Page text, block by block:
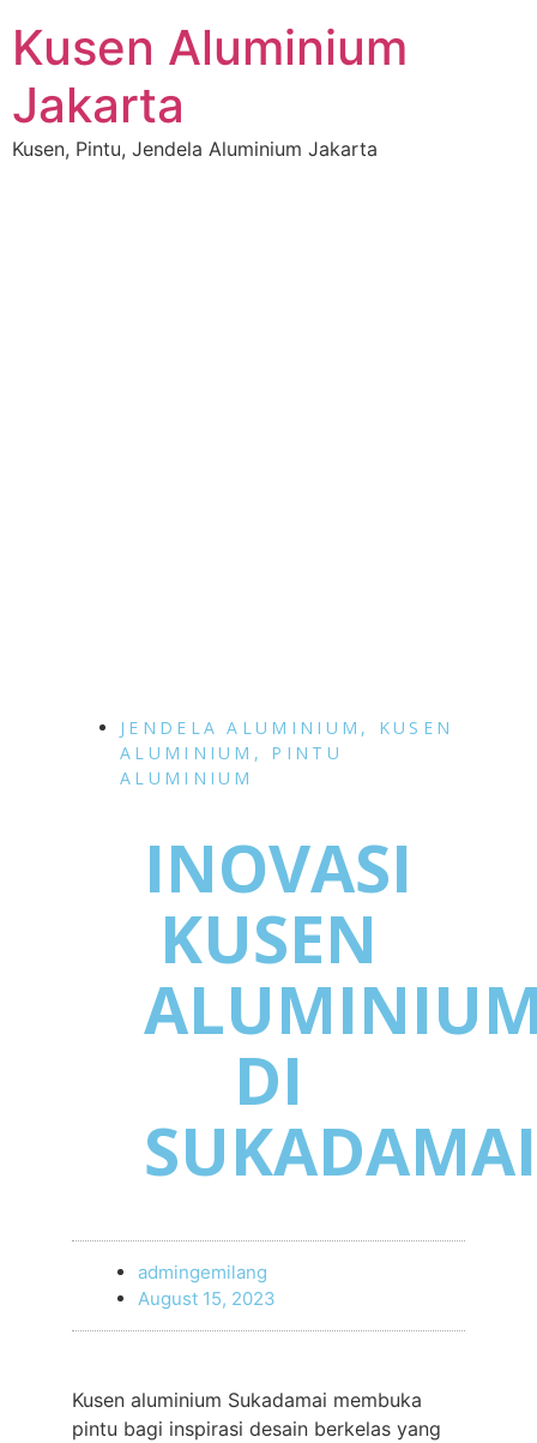
content
Kusen Aluminium
Jakarta
Kusen, Pintu, Jendela Aluminium Jakarta
JENDELA ALUMINIUM , KUSEN
ALUMINIUM , PINTU
ALUMINIUM
INOVASI
KUSEN
DI
SUKADAMAI
admingemilang
August 15, 2023
Kusen aluminium Sukadamai membuka
pintu bagi inspirasi desain berkelas yang